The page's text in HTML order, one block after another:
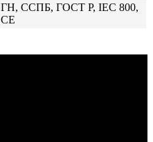
ГН, ССПБ, ГОСТ Р, IEC 800,
CE